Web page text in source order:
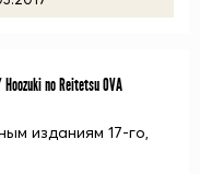
no Reitetsu OVA
изданиям 17-го,